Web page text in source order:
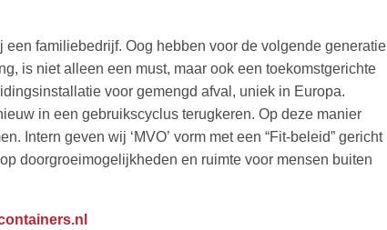
familiebedrijf. Oog hebben voor de volgende generatie
is niet alleen een must, maar ook een toekomstgerichte
voor gemengd afval, uniek in Europa.
in een gebruikscyclus terugkeren. Op deze manier
Intern geven wij ‘MVO’ vorm met een “Fit-beleid” gericht
doorgroeimogelijkheden en ruimte voor mensen buiten